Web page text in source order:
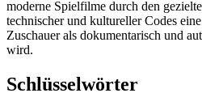
moderne Spielfilme durch den
technischer und kultureller Codes
Zuschauer als dokumentarisch und
wird.
Schlüsselwörter